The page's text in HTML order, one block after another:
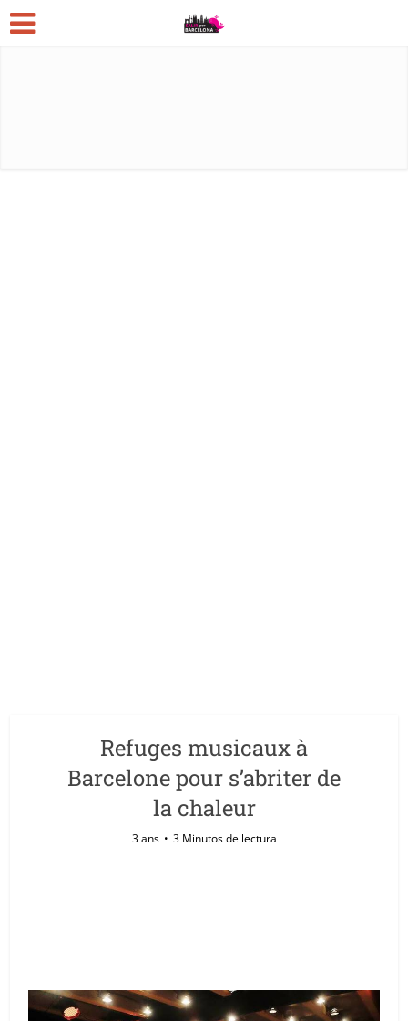
Refuges musicaux à
Barcelone pour s’abriter de
la chaleur
3 ans 3 Minutos de lectura